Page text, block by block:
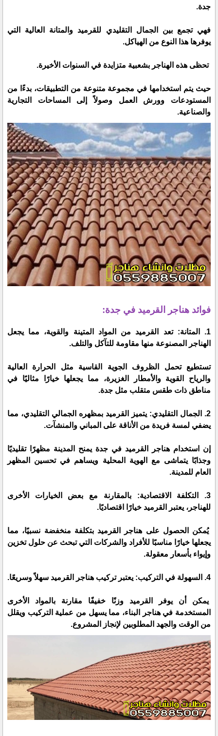
جدة.
فهي تجمع بين الجمال التقليدي للقرميد والمتانة العالية التي
يوفرها هذا النوع من الهياكل.
تحظى هذه الهناجر بشعبية متزايدة في السنوات الأخيرة.
حيث يتم استخدامها في مجموعة متنوعة من التطبيقات، بدءًا من
المستودعات وورش العمل وصولاً إلى المساحات التجارية
والصناعية.
فوائد هناجر القرميد في جدة:
1. المتانة: تعد القرميد من المواد المتينة والقوية، مما يجعل
الهناجر المصنوعة منها مقاومة للتآكل والتلف.
تستطيع تحمل الظروف الجوية القاسية مثل الحرارة العالية
والرياح القوية والأمطار الغزيرة، مما يجعلها خيارًا مثاليًا في
مناطق ذات طقس متقلب مثل جدة.
2. الجمال التقليدي: يتميز القرميد بمظهره الجمالي التقليدي، مما
يضفي لمسة فريدة من الأناقة على المباني والمنشآت.
إن استخدام هناجر القرميد في جدة يمنح المدينة مظهرًا تقليديًا
وجذابًا يتماشى مع الهوية المحلية ويساهم في تحسين المظهر
العام للمدينة.
3. التكلفة الاقتصادية: بالمقارنة مع بعض الخيارات الأخرى
للهناجر، يعتبر القرميد خيارًا اقتصاديًا.
يُمكن الحصول على هناجر القرميد بتكلفة منخفضة نسبيًا، مما
يجعلها خيارًا مناسبًا للأفراد والشركات التي تبحث عن حلول تخزين
وإيواء بأسعار معقولة.
4. السهولة في التركيب: يعتبر تركيب هناجر القرميد سهلاً وسريعًا.
يمكن أن يوفر القرميد وزنًا خفيفًا مقارنة بالمواد الأخرى
المستخدمة في هناجر البناء، مما يسهل من عملية التركيب ويقلل
من الوقت والجهد المطلوبين لإنجاز المشروع.